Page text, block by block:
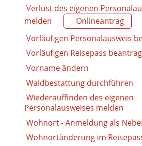
Verlust des eigenen
melden
Onlineantrag
Vorläufigen Personalausweis
Vorläufigen Reisepass
Vorname ändern
Waldbestattung durchführen
Wiederauffinden des eigenen
Personalausweises melden
Wohnort - Anmeldung als
Wohnortänderung im